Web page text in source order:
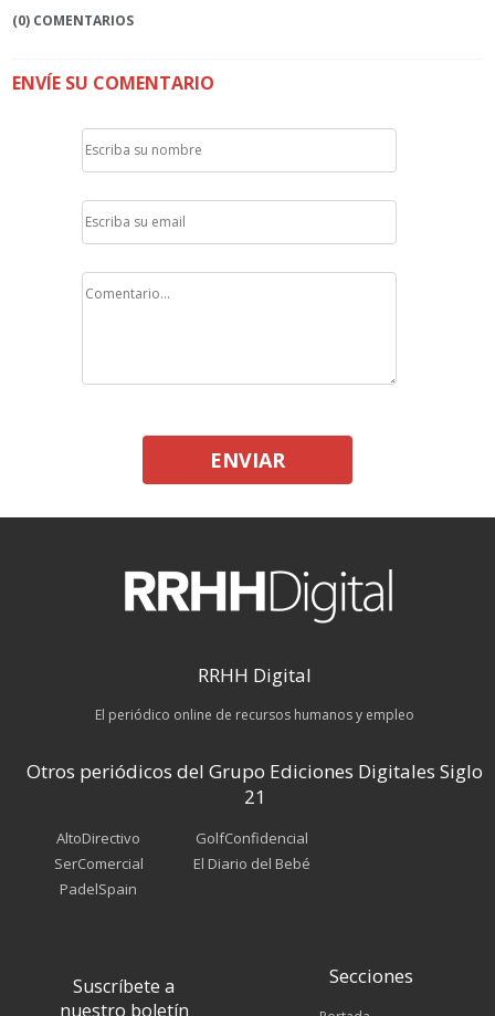
(0) COMENTARIOS
ENVÍE SU COMENTARIO
ENVIAR
RRHH Digital
El periódico online de recursos humanos y empleo
Otros periódicos del Grupo Ediciones Digitales Siglo
21
AltoDirectivo
SerComercial
PadelSpain
GolfConfidencial
El Diario del Bebé
Suscríbete a
nuestro boletín
Secciones